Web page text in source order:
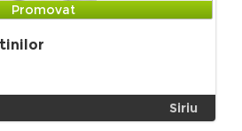
Promovat
Siriu